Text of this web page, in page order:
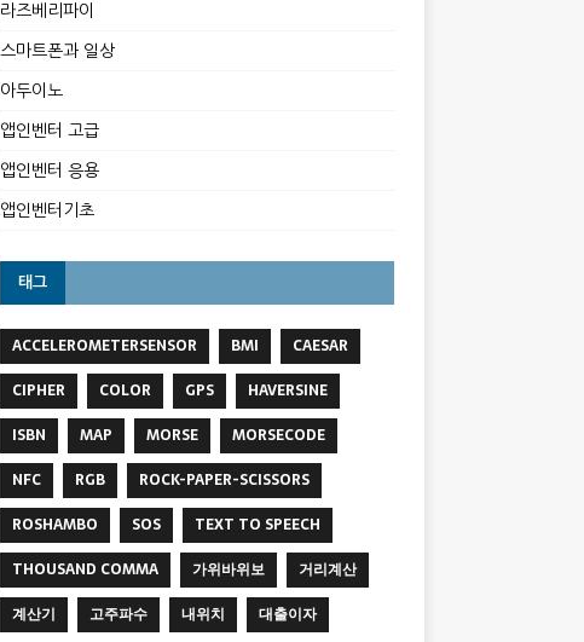
라즈베리파이
스마트폰과 일상
아두이노
앱인벤터 고급
앱인벤터 응용
앱인벤터기초
태그
ACCELEROMETERSENSOR BMI
CAESAR
CIPHER
COLOR GPS
HAVERSINE
ISBN
MAP MORSE
MORSECODE
NFC
RGB
ROCK-PAPER-SCISSORS
ROSHAMBO
SOS
TEXT TO SPEECH
THOUSAND COMMA
가위바위보
거리계산
계산기
고주파수 내위치 대출이자